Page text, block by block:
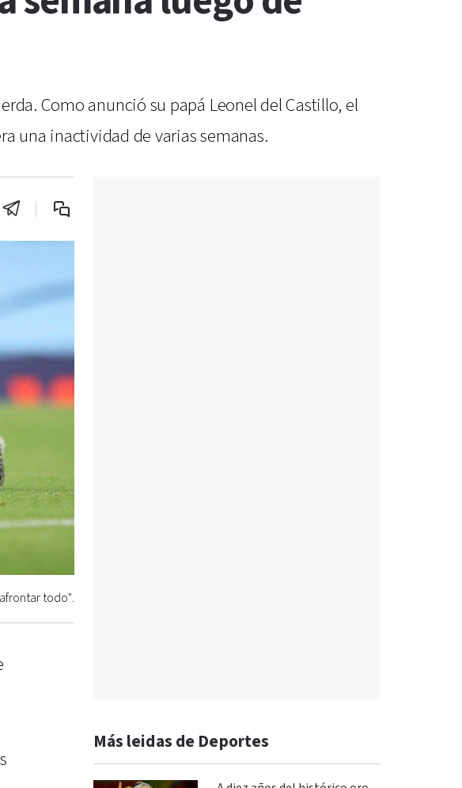
Como anunció su papá Leonel del Castillo, el
una inactividad de varias semanas.
todo".
Más leidas de Deportes